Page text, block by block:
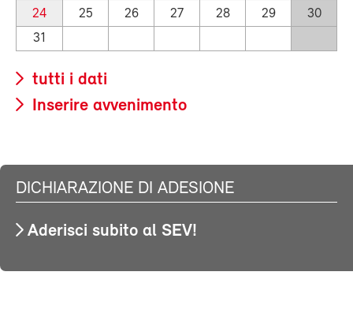
24
25 26 27 28 29
30
31
tutti i dati
Inserire avvenimento
DICHIARAZIONE DI ADESIONE
Aderisci subito al SEV!